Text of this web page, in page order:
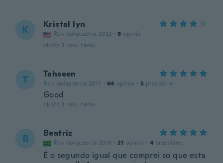
K Kristal lyn
Rok dołączenia 2022 · 8 opinie
około 3 roku temu
T Tahseen
Rok dołączenia 2017 · 64 opinie · 5 przesłane
Good
około 3 roku temu
B Beatriz
Rok dołączenia 2018 · 21 opinie · 4 przesłane
É o segundo igual que comprei so que esta